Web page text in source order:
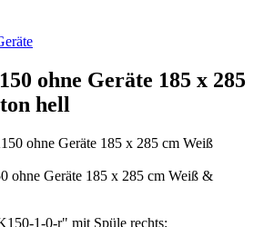
ohne Geräte 185 x 285
hell
ohne Geräte 185 x 285 cm Weiß &